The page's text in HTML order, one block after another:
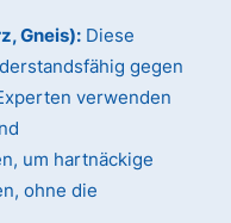
Gneis): Diese
gegen
verwenden
um hartnäckige
ohne die